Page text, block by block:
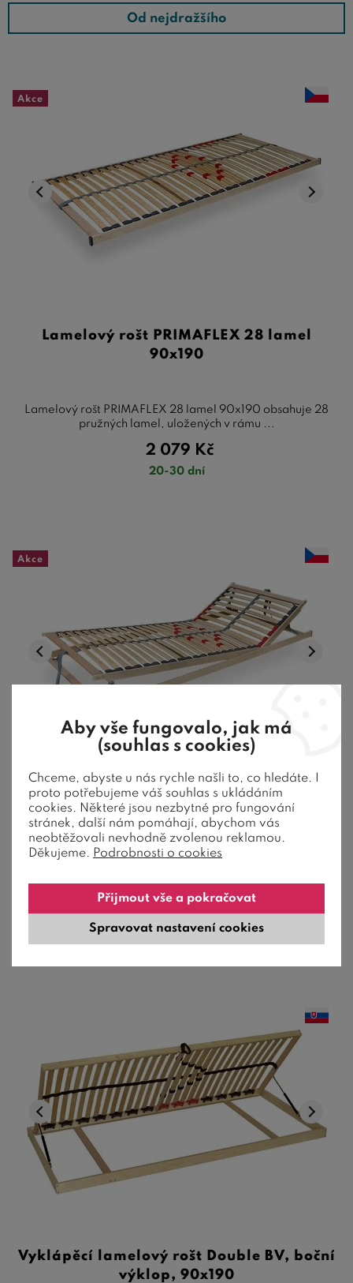
Od nejdražšího
Akce
Lamelový rošt PRIMAFLEX 28 lamel
90x190
Lamelový rošt PRIMAFLEX 28 lamel 90x190 obsahuje 28
pružných lamel, uložených v rámu ...
2 079 Kč
20-30 dní
Akce
Polohovací rošt PRIMAFLEX HN 28 lamel
90x190
se velkou pevností a možnosti ...
3 080Kč
20-30 dní
Vyklápěcí lamelový rošt Double BV, boční
výklop, 90x190
Aby vše fungovalo, jak má
(souhlas s cookies)
Chceme, abyste u nás rychle našli to, co hledáte. I
proto potřebujeme váš souhlas s ukládáním
cookies. Některé jsou nezbytné pro fungování
stránek, další nám pomáhají, abychom vás
neobtěžovali nevhodně zvolenou reklamou.
Děkujeme. Podrobnosti o cookies
Spravovat nastavení cookies
Přijmout vše a pokračovat